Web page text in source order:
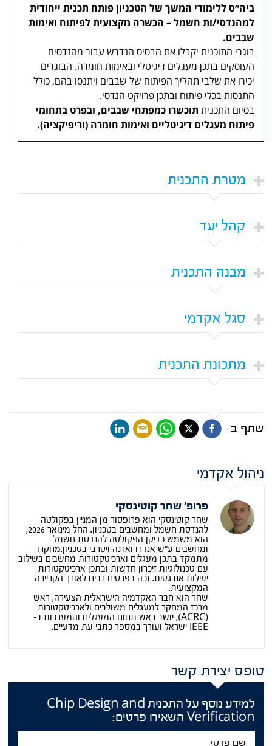
ביה״ס ללימודי המשך של הטכניון פותח תכנית ייחודית
למהנדסי/ות חשמל – הכשרה מקצועית לפיתוח ואימות
שבבים.
בוגרי התוכנית יקבלו את הבסיס הנדרש עבור מהנדסים
העוסקים בתכן מעגלים דיגיטלי ובאימות חומרה. הבוגרים
יכירו את שלבי תהליך הפיתוח של שבבים ויתנסו בהם, כולל
התנסות בכלי פיתוח ובתכן פרויקט הנדסי.
בסיום התכנית תוכשרו כמפתחי שבבים, ובפרט בתחומי
פיתוח מעגלים דיגיטליים ואימות חומרה (וריפיקציה).
מטרת התכנית
קהל יעד
מבנה התכנית
סגל אקדמי
מתכונת התכנית
שתף ב-
ניהול אקדמי
פרופ' שחר קוטינסקי
שחר קוטינסקי הוא פרופסור מן המניין בפקולטה
להנדסת חשמל ומחשבים בטכניון. החל מינואר 2026,
הוא משמש כדיקן הפקולטה להנדסת חשמל
ומחשבים ע"ש אנדרו וארנה ויטרבי בטכניון.מחקרו
מתמקד בתכן מעגלים וארכיטקטורות מחשבים בשילוב
עם טכנולוגיות זיכרון חדשות ובתכן ארכיטקטורות
יעילות אנרגטית. זכה בפרסים רבים לאורך הקריירה
המקצועית.
שחר הוא חבר האקדמיה הישראלית הצעירה, ראש
מרכז המחקר למעגלים משולבים ולארכיטקטורות
(ACRC), יושב ראש תחום המעגלים והמערכות ב-
IEEE ישראל ועורך במספר כתבי עת מדעיים.
טופס יצירת קשר
למידע נוסף על התכנית Chip Design and
Verification השאירו פרטים:
שם
פרטי